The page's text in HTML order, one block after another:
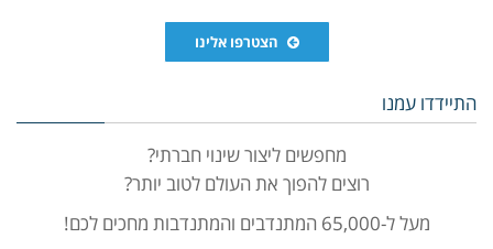
הצטרפו אלינו
התיידדו עמנו
מחפשים ליצור שינוי חברתי?
רוצים להפוך את העולם לטוב יותר?
מעל ל-65,000 המתנדבים והמתנדבות מחכים לכם!